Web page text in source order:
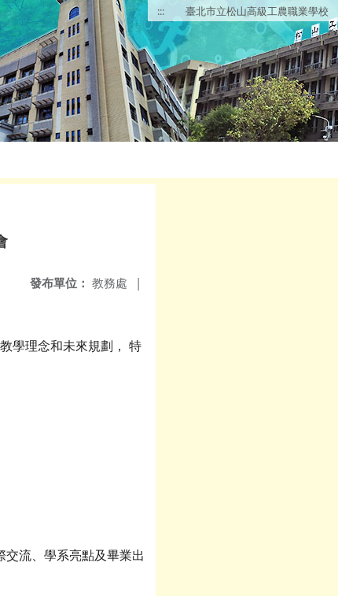
::: 臺北市立松山高級工農職業學校
發布單位： 教務處 |
學理念和未來規劃， 特
流、學系亮點及畢業出